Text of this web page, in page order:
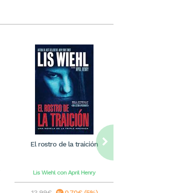
El rostro de la traición
Lis Wiehl con April Henry